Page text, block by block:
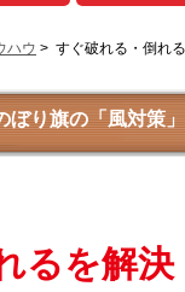
ハウ > すぐ破れる・倒れ
ぼり旗の「風対策
るを解